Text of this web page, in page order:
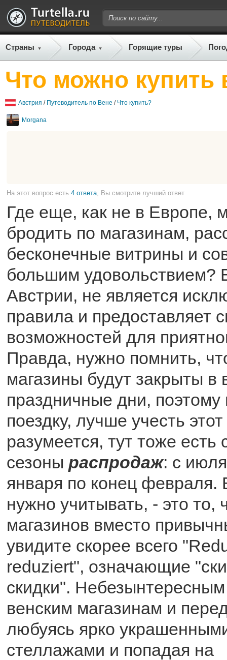
Страны Города Горящие туры
Что можно купить
Австрия / Путеводитель по Вене / Что купить?
Morgana
На этот вопрос есть 4 ответа , Вы смотрите лучший ответ
Где еще, как не в Европе,
бродить по магазинам,
бесконечные витрины и
большим удовольствием?
Австрии, не является
правила и предоставляет
возможностей для
Правда, нужно помнить,
магазины будут закрыты в
праздничные дни,
поездку, лучше учесть
разумеется, тут тоже есть
сезоны распродаж: с
января по конец февраля.
нужно учитывать, - это то,
магазинов вместо
увидите скорее всего
reduziert", означающие
скидки".
венским магазинам и
любуясь ярко
стеллажами и попадая на